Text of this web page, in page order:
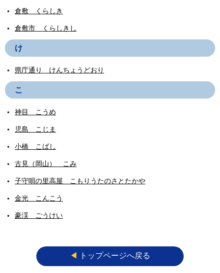
倉敷 くらしき
倉敷市 くらしきし
け
県庁通り けんちょうどおり
こ
神目 こうめ
児島 こじま
小橋 こばし
古見（岡山） こみ
子守唄の里高屋 こもりうたのさとたかや
金光 こんこう
豪渓 ごうけい
◀︎ トップページへ戻る